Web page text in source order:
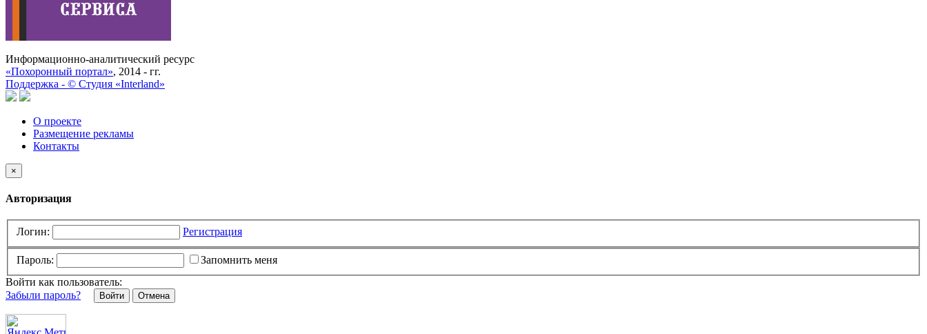
Информационно-аналитический ресурс
«Похоронный портал», 2014 - гг.
Поддержка - © Cтудия «Interland»
О проекте
Размещение рекламы
Контакты
×
Авторизация
Логин: Регистрация
Пароль:
Запомнить меня
Войти как пользователь:
Забыли пароль?
Отмена